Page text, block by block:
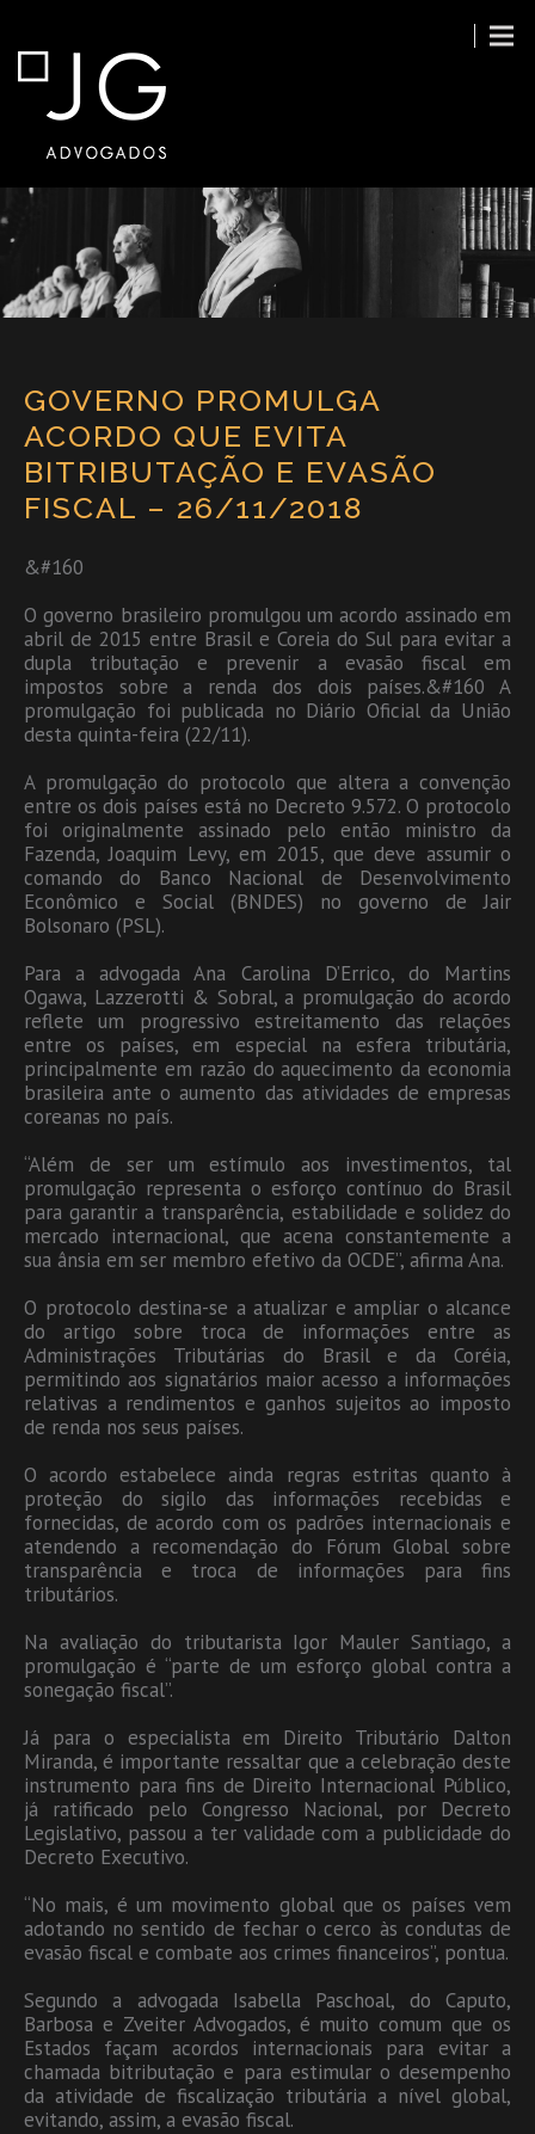
GOVERNO PROMULGA
ACORDO QUE EVITA
BITRIBUTAÇÃO E EVASÃO
FISCAL – 26/11/2018
&#160
O governo brasileiro promulgou um acordo assinado em
abril de 2015 entre Brasil e Coreia do Sul para evitar a
dupla tributação e prevenir a evasão fiscal em
impostos sobre a renda dos dois países.&#160 A
promulgação foi publicada no Diário Oficial da União
desta quinta-feira (22/11).
A promulgação do protocolo que altera a convenção
entre os dois países está no Decreto 9.572. O protocolo
foi originalmente assinado pelo então ministro da
Fazenda, Joaquim Levy, em 2015, que deve assumir o
comando do Banco Nacional de Desenvolvimento
Econômico e Social (BNDES) no governo de Jair
Bolsonaro (PSL).
Para a advogada Ana Carolina D’Errico, do Martins
Ogawa, Lazzerotti & Sobral, a promulgação do acordo
reflete um progressivo estreitamento das relações
entre os países, em especial na esfera tributária,
principalmente em razão do aquecimento da economia
brasileira ante o aumento das atividades de empresas
coreanas no país.
“Além de ser um estímulo aos investimentos, tal
promulgação representa o esforço contínuo do Brasil
para garantir a transparência, estabilidade e solidez do
mercado internacional, que acena constantemente a
sua ânsia em ser membro efetivo da OCDE”, afirma Ana.
O protocolo destina-se a atualizar e ampliar o alcance
do artigo sobre troca de informações entre as
Administrações Tributárias do Brasil e da Coréia,
permitindo aos signatários maior acesso a informações
relativas a rendimentos e ganhos sujeitos ao imposto
de renda nos seus países.
O acordo estabelece ainda regras estritas quanto à
proteção do sigilo das informações recebidas e
fornecidas, de acordo com os padrões internacionais e
atendendo a recomendação do Fórum Global sobre
transparência e troca de informações para fins
tributários.
Na avaliação do tributarista Igor Mauler Santiago, a
promulgação é “parte de um esforço global contra a
sonegação fiscal”.
Já para o especialista em Direito Tributário Dalton
Miranda, é importante ressaltar que a celebração deste
instrumento para fins de Direito Internacional Público,
já ratificado pelo Congresso Nacional, por Decreto
Legislativo, passou a ter validade com a publicidade do
Decreto Executivo.
“No mais, é um movimento global que os países vem
adotando no sentido de fechar o cerco às condutas de
evasão fiscal e combate aos crimes financeiros”, pontua.
Segundo a advogada Isabella Paschoal, do Caputo,
Barbosa e Zveiter Advogados, é muito comum que os
Estados façam acordos internacionais para evitar a
chamada bitributação e para estimular o desempenho
da atividade de fiscalização tributária a nível global,
evitando, assim, a evasão fiscal.